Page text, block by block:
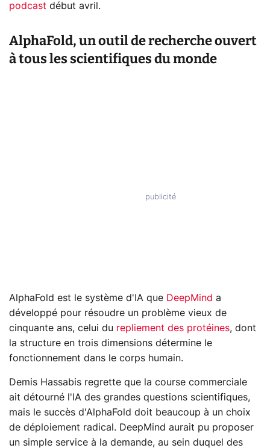
podcast début avril.
AlphaFold, un outil de recherche ouvert
à tous les scientifiques du monde
AlphaFold est le système d'IA que DeepMind a
développé pour résoudre un problème vieux de
cinquante ans, celui du repliement des protéines, dont
la structure en trois dimensions détermine le
fonctionnement dans le corps humain.
Demis Hassabis regrette que la course commerciale
ait détourné l'IA des grandes questions scientifiques,
mais le succès d'AlphaFold doit beaucoup à un choix
de déploiement radical. DeepMind aurait pu proposer
un simple service à la demande, au sein duquel des